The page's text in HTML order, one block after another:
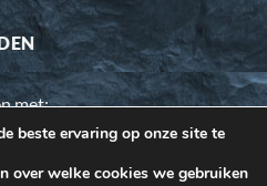
met:
beste ervaring op onze site te
over welke cookies we gebruiken
te zorgen dat onze website